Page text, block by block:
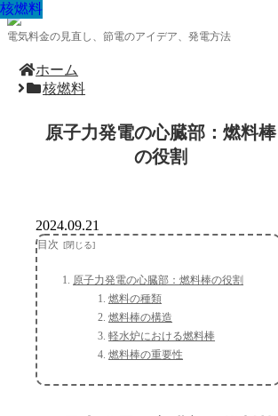
電気料金の見直し、節電のアイデア、発電方法
ホーム
核燃料
原子力発電の心臓部：燃料棒
の役割
核燃料
2024.09.21
目次
原子力発電の心臓部：燃料棒の役割
燃料の種類
燃料棒の構造
軽水炉における燃料棒
燃料棒の重要性
核燃料
核燃料
核燃料
核燃料
核燃料
核燃料
核燃料
核燃料